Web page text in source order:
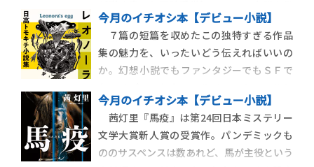
面が強調されるが、選考会後の会見で松浦
寿輝が「震災から10年を経ないとこの物語
に昇華できなかった、と感じさせる独創的
なアプローチと感じました」と述べたよう
に、正面から
今月のイチオシ本【デビュー小説】
７篇の短篇を収めたこの独特すぎる作品
集の魅力を、いったいどう伝えればいいの
か。幻想小説でもファンタジーでもＳＦで
ジュール・ヴェルヌと宮沢賢治と江戸川乱
歩を混ぜ合わせて攪拌し、どうでもいい蘊
蓄や雑学をぼかすか放り込み、自由闊達・
融通無碍な文体でユーモアたっぷりに再構
今月のイチオシ本【デビュー小説】
茜灯里『馬疫』は第24回日本ミステリー
文学大賞新人賞の受賞作。パンデミックも
ののサスペンスは数あれど、馬が主役という